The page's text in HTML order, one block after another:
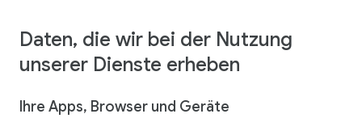
Daten, die wir bei der Nutzung
unserer Dienste erheben
Ihre Apps, Browser und Geräte